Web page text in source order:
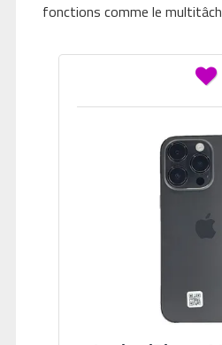
fonctions comme le